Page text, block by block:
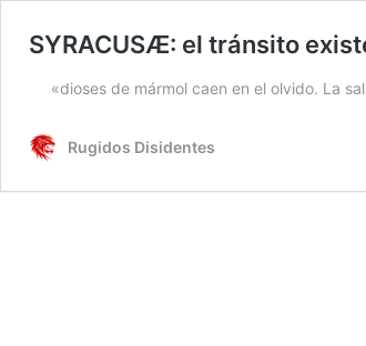
SYRACUSÆ: el tránsito
«dioses de mármol caen en el olvido. La
Rugidos Disidentes